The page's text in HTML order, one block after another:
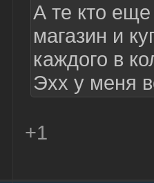
А те кто еще
магазин и
каждого в
Эхх у меня
+1